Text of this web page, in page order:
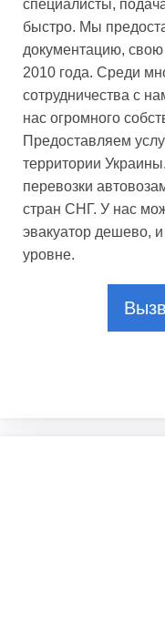
специалисты,
быстро. Мы
документацию,
2010 года. Среди
сотрудничества с
нас огромного
Предоставляем
территории
перевозки
стран СНГ. У нас
эвакуатор дешево,
уровне.